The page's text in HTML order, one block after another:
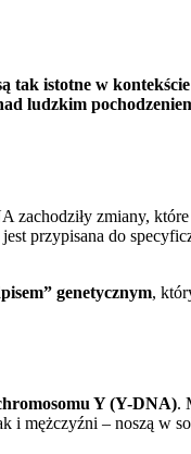
tak istotne w
ludzkim
zmiany, które
przypisana do
genetycznym,
Y (Y-DNA).
i mężczyźni – noszą w